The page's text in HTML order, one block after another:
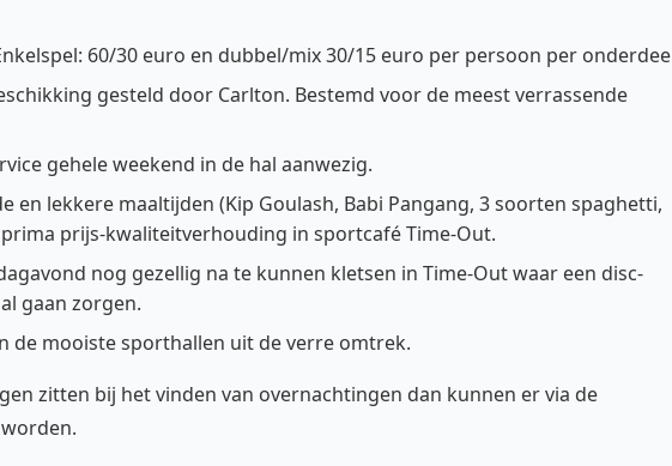
60/30 euro en dubbel/mix 30/15 euro per persoon per
gesteld door Carlton. Bestemd voor de meest verrassende
gehele weekend in de hal aanwezig.
en lekkere maaltijden (Kip Goulash, Babi Pangang, 3 soorten spaghetti,
prijs-kwaliteitverhouding in sportcafé Time-Out.
nog gezellig na te kunnen kletsen in Time-Out waar een disc-
gaan zorgen.
de mooiste sporthallen uit de verre omtrek.
zitten bij het vinden van overnachtingen dan kunnen er via de